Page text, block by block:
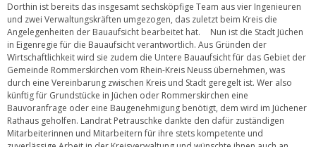
Dorthin ist bereits das insgesamt sechsköpfige Team aus vier Ingenieuren
und zwei Verwaltungskräften umgezogen, das zuletzt beim Kreis die
Angelegenheiten der Bauaufsicht bearbeitet hat. Nun ist die Stadt Jüchen
in Eigenregie für die Bauaufsicht verantwortlich. Aus Gründen der
Wirtschaftlichkeit wird sie zudem die Untere Bauaufsicht für das Gebiet der
Gemeinde Rommerskirchen vom Rhein-Kreis Neuss übernehmen, was
durch eine Vereinbarung zwischen Kreis und Stadt geregelt ist. Wer also
künftig für Grundstücke in Jüchen oder Rommerskirchen eine
Bauvoranfrage oder eine Baugenehmigung benötigt, dem wird im Jüchener
Rathaus geholfen. Landrat Petrauschke dankte den dafür zuständigen
Mitarbeiterinnen und Mitarbeitern für ihre stets kompetente und